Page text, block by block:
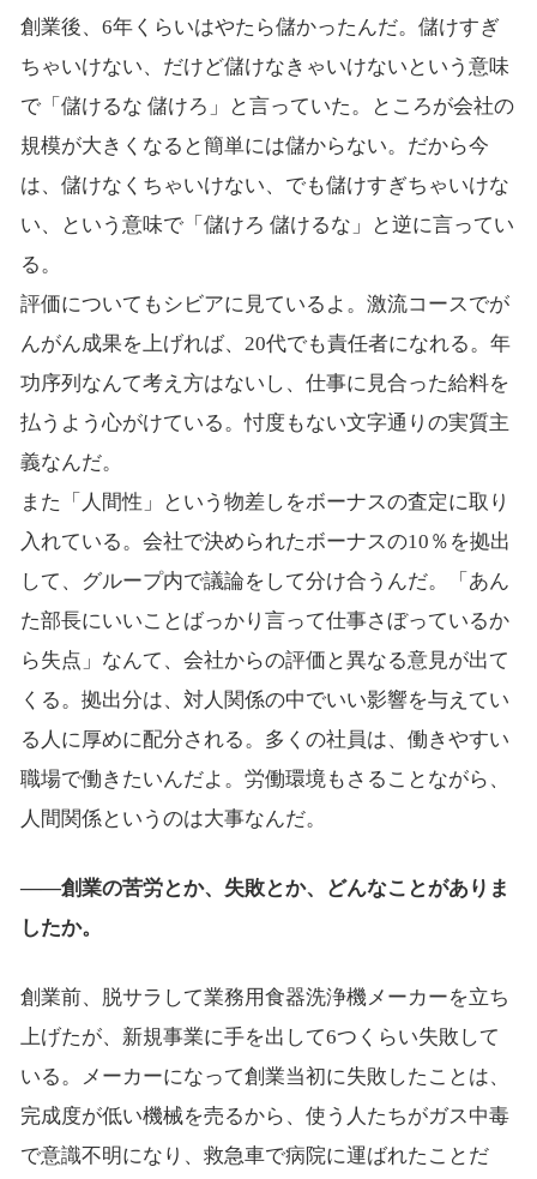
創業後、6年くらいはやたら儲かったんだ。儲けすぎ
ちゃいけない、だけど儲けなきゃいけないという意味
で「儲けるな 儲けろ」と言っていた。ところが会社の
規模が大きくなると簡単には儲からない。だから今
は、儲けなくちゃいけない、でも儲けすぎちゃいけな
い、という意味で「儲けろ 儲けるな」と逆に言ってい
る。
評価についてもシビアに見ているよ。激流コースでが
んがん成果を上げれば、20代でも責任者になれる。年
功序列なんて考え方はないし、仕事に見合った給料を
払うよう心がけている。忖度もない文字通りの実質主
義なんだ。
また「人間性」という物差しをボーナスの査定に取り
入れている。会社で決められたボーナスの10％を拠出
して、グループ内で議論をして分け合うんだ。「あん
た部長にいいことばっかり言って仕事さぼっているか
ら失点」なんて、会社からの評価と異なる意見が出て
くる。拠出分は、対人関係の中でいい影響を与えてい
る人に厚めに配分される。多くの社員は、働きやすい
職場で働きたいんだよ。労働環境もさることながら、
人間関係というのは大事なんだ。
――創業の苦労とか、失敗とか、どんなことがありま
したか。
創業前、脱サラして業務用食器洗浄機メーカーを立ち
上げたが、新規事業に手を出して6つくらい失敗して
いる。メーカーになって創業当初に失敗したことは、
完成度が低い機械を売るから、使う人たちがガス中毒
で意識不明になり、救急車で病院に運ばれたことだ